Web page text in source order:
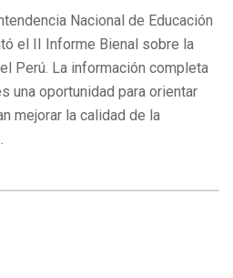
Nacional de Educación
el II Informe Bienal sobre la
Perú. La información completa
una oportunidad para orientar
mejorar la calidad de la